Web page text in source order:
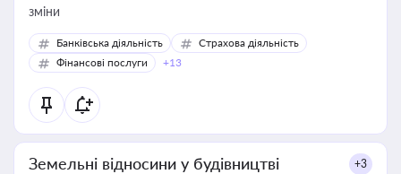
зміни
Банківська діяльність
Страхова діяльність
Фінансові послуги
+13
Земельні відносини у будівництві +3